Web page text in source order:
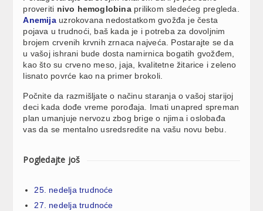
proveriti nivo hemoglobinaprilikom sledećeg pregleda.
Anemijauzrokovana nedostatkom gvožđa je česta
pojava u trudnoći, baš kada je i potreba za dovoljnim
brojem crvenih krvnih zrnaca najveća. Postarajte se da
u vašoj ishrani bude dosta namirnica bogatih gvožđem,
kao što su crveno meso, jaja, kvalitetne žitarice i zeleno
lisnato povrće kao na primer brokoli.
Počnite da razmišljate o načinu staranja o vašoj starijoj
deci kada dođe vreme porođaja. Imati unapred spreman
plan umanjuje nervozu zbog brige o njima i oslobađa
vas da se mentalno usredsredite na vašu novu bebu.
Pogledajte još
25. nedelja trudnoće
27. nedelja trudnoće